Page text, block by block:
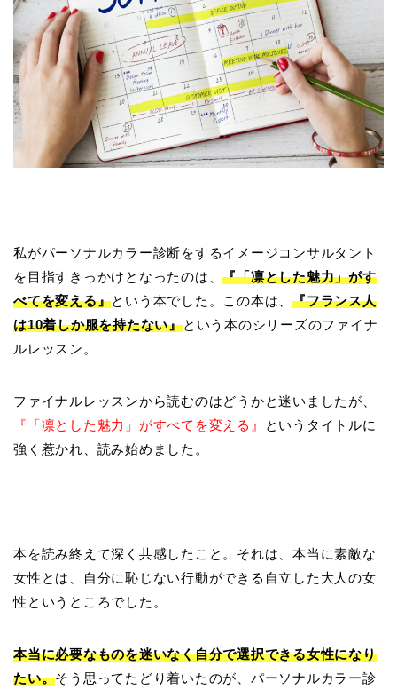
私がパーソナルカラー診断をするイメージコンサルタント
を目指すきっかけとなったのは、『「凛とした魅力」がす
べてを変える』という本でした。この本は、『フランス人
は10着しか服を持たない』という本のシリーズのファイナ
ルレッスン。
ファイナルレッスンから読むのはどうかと迷いましたが、
『「凛とした魅力」がすべてを変える』
というタイトルに
強く惹かれ、読み始めました。
本を読み終えて深く共感したこと。それは、本当に素敵な
女性とは、自分に恥じない行動ができる自立した大人の女
性というところでした。
本当に必要なものを迷いなく自分で選択できる女性になり
たい。そう思ってたどり着いたのが、パーソナルカラー診